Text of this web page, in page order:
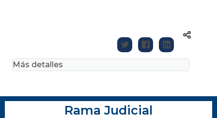
Más detalles
Rama Judicial